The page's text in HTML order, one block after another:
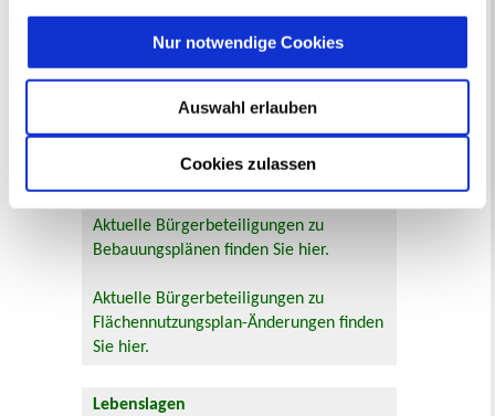
Cookies zulassen
Auswahl erlauben
Nur notwendige Cookies
Online-Beteiligungsportal der
Bauleitplanung: Für Bürger*innen gibt
es Möglichkeiten, sich an
Bebauungsplänen und Änderungen zum
Aktuelle Bürgerbeteiligungen zu
Bebauungsplänen finden Sie hier.
Aktuelle Bürgerbeteiligungen zu
Flächennutzungsplan-Änderungen finden
Sie hier.
Lebenslagen